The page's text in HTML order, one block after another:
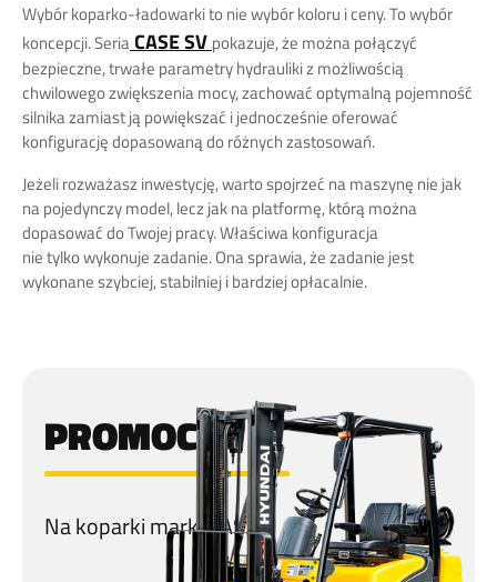
Wybór koparko-ładowarki to nie wybór koloru i ceny. To wybór
koncepcji. SeriaCASE SV pokazuje, że można połączyć
bezpieczne, trwałe parametry hydrauliki z możliwością
chwilowego zwiększenia mocy, zachować optymalną pojemność
silnika zamiast ją powiększać i jednocześnie oferować
konfigurację dopasowaną do różnych zastosowań.
Jeżeli rozważasz inwestycję, warto spojrzeć na maszynę nie jak
na pojedynczy model, lecz jak na platformę, którą można
dopasować do Twojej pracy. Właściwa konfiguracja
nie tylko wykonuje zadanie. Ona sprawia, że zadanie jest
wykonane szybciej, stabilniej i bardziej opłacalnie.
PROMOCJA
Na koparki marki CASE!